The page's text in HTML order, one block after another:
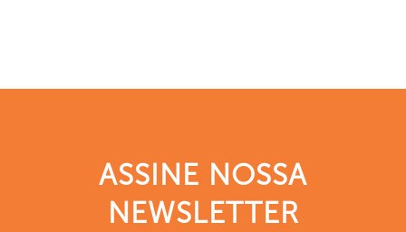
ASSINE NOSSA
NEWSLETTER